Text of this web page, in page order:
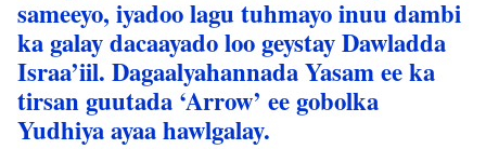
sameeyo, iyadoo lagu tuhmayo inuu dambi
ka galay dacaayado loo geystay Dawladda
Israa’iil. Dagaalyahannada Yasam ee ka
tirsan guutada ‘Arrow’ ee gobolka
Yudhiya ayaa hawlgalay.